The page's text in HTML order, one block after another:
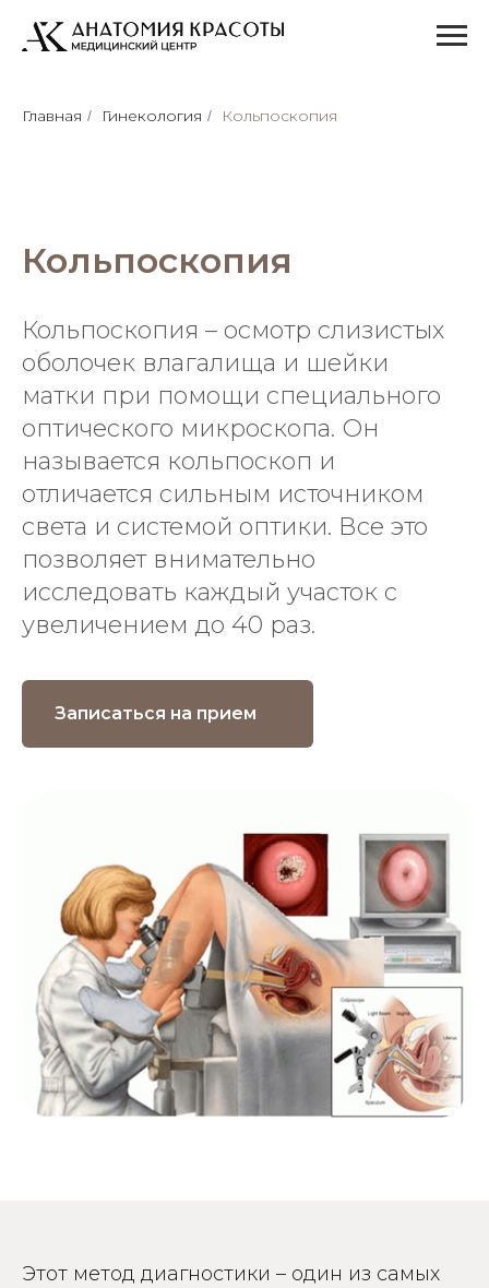
Главная / Гинекология / Кольпоскопия
Кольпоскопия
Кольпоскопия – осмотр слизистых
оболочек влагалища и шейки
матки при помощи специального
оптического микроскопа. Он
называется кольпоскоп и
отличается сильным источником
света и системой оптики. Все это
позволяет внимательно
исследовать каждый участок с
увеличением до 40 раз.
Записаться на прием
Этот метод диагностики – один из самых